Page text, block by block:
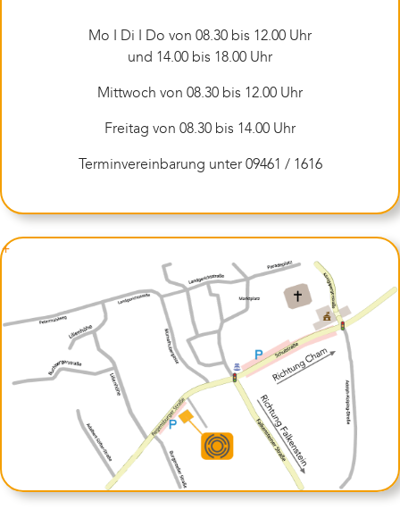
Mo I Di I Do von 08.30 bis 12.00 Uhr
und 14.00 bis 18.00 Uhr
Mittwoch von 08.30 bis 12.00 Uhr
Freitag von 08.30 bis 14.00 Uhr
Terminvereinbarung unter 09461 / 1616
+